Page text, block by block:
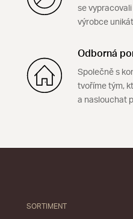
se
výrobce
Odborná
Společně s
tvoříme tým,
a naslouchat
SORTIMENT